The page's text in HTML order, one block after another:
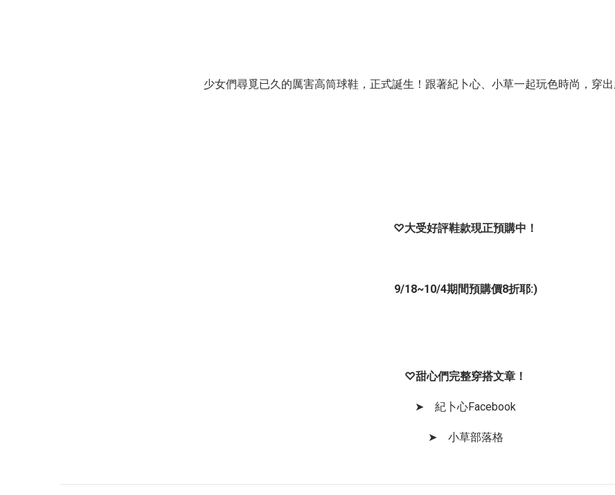
少女們尋覓已久的厲害高筒球鞋，正式誕生！跟著紀卜心、小草一起玩色時尚，穿
♡大受好評鞋款現正預購中！
9/18~10/4期間預購價8折耶:)
♡甜心們完整穿搭文章！
➤ 紀卜心Facebook
➤ 小草部落格